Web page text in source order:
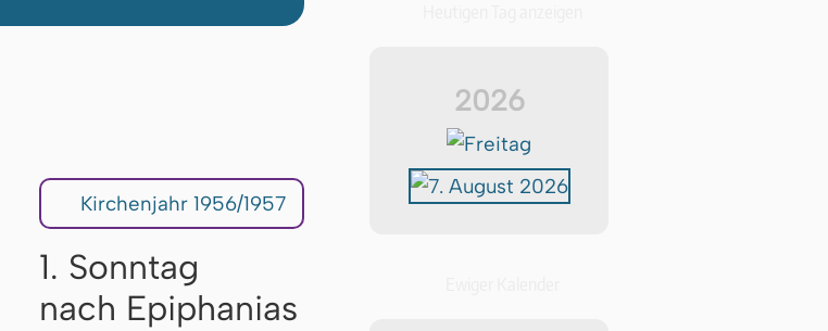
Kirchenjahr 1956/1957
1. Sonntag
nach Epiphanias
2026